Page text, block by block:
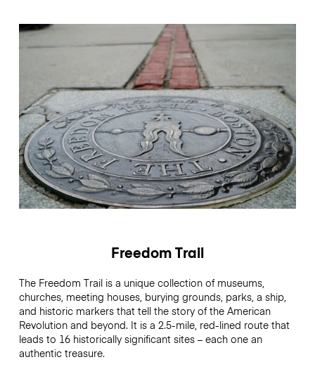
Freedom Trail
The Freedom Trail is a unique collection of museums,
churches, meeting houses, burying grounds, parks, a ship,
and historic markers that tell the story of the American
Revolution and beyond. It is a 2.5-mile, red-lined route that
leads to 16 historically significant sites – each one an
authentic treasure.